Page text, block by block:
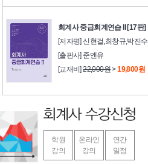
회계사 중급회계연습 II [17판]
[저자명] 신현걸,최창규,박진수
[출판사] 준앤유
[교재비]22,000원>19,800원
학원
강의
온라인
강의
연간
일정